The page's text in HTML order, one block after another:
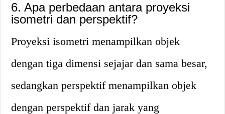
6. Apa perbedaan antara proyeksi
isometri dan perspektif?
Proyeksi isometri menampilkan objek
dengan tiga dimensi sejajar dan sama besar,
sedangkan perspektif menampilkan objek
dengan perspektif dan jarak yang